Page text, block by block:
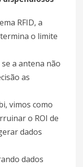
RFID, a
o limite
a antena não
as
vimos como
o ROI de
dados
dados